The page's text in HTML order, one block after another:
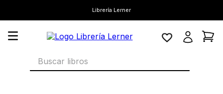
Librería Lerner
Buscar libros